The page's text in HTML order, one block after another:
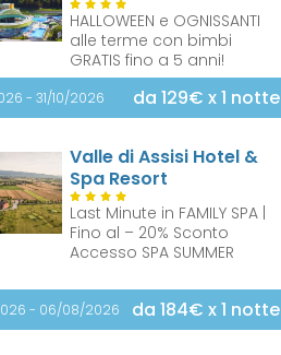
HALLOWEEN e OGNISSANTI
alle terme con bimbi
GRATIS fino a 5 anni!
- 31/10/2026 da 129€ x 1 notte
Valle di Assisi Hotel &
Spa Resort
Last Minute in FAMILY SPA |
Fino al – 20% Sconto
Accesso SPA SUMMER
- 06/08/2026 da 184€ x 1 notte